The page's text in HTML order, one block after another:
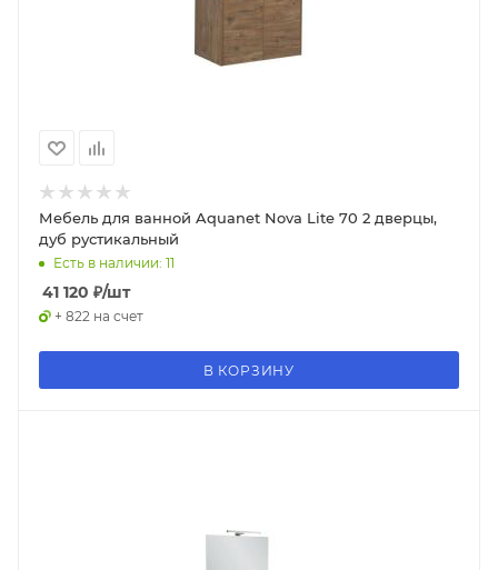
Мебель для ванной Aquanet Nova Lite 70 2 дверцы,
дуб рустикальный
Есть в наличии: 11
41 120 ₽/шт
+ 822 на счет
В КОРЗИНУ